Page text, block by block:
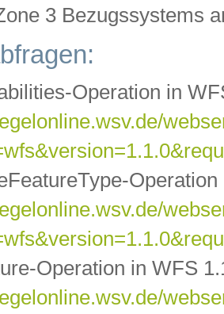
3 Bezugssystems
Operation in
Operation in WFS